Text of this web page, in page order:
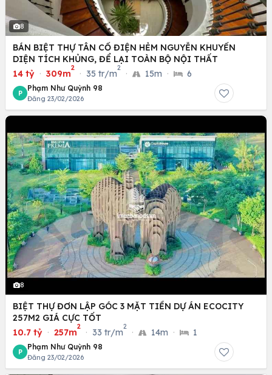
8
BÁN BIỆT THỰ TÂN CỔ ĐIỆN HẺM NGUYỄN KHUYẾN
DIỆN TÍCH KHỦNG, ĐỂ LẠI TOÀN BỘ NỘI THẤT
14 tỷ · 309m
2
· 35 tr/m
2
· 15m · 6
P
Phạm Như Quỳnh 98
Đăng 23/02/2026
8
BIỆT THỰ ĐƠN LẬP GÓC 3 MẶT TIỀN DỰ ÁN ECOCITY
257M2 GIÁ CỰC TỐT
10.7 tỷ · 257m
2
· 33 tr/m
2
· 14m · 1
P
Phạm Như Quỳnh 98
Đăng 23/02/2026